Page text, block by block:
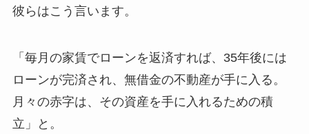
彼らはこう言います。
「毎月の家賃でローンを返済すれば、35年後には
ローンが完済され、無借金の不動産が手に入る。
月々の赤字は、その資産を手に入れるための積
立」と。